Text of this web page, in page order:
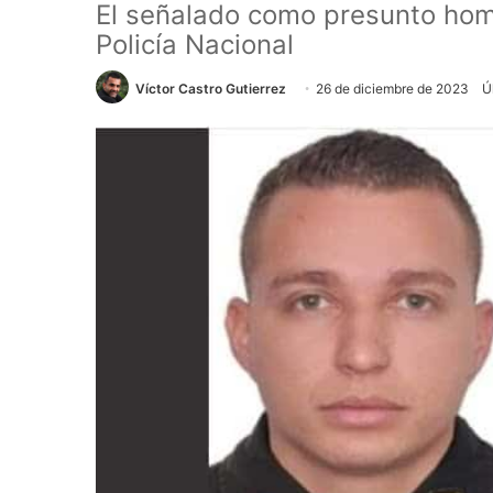
El señalado como presunto
Policía Nacional
Víctor Castro Gutierrez 26 de diciembre de 2023